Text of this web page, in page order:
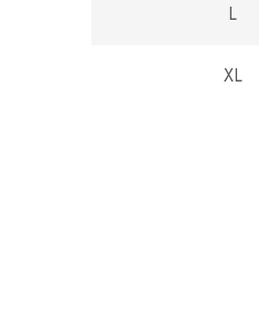
L
XL